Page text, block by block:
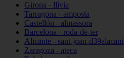
Girona - llívia
Tarragona - amposta
Castellón - almassora
Barcelona - roda-de-ter
Alicante - sant-joan-d39alacant
Zaragoza - ateca